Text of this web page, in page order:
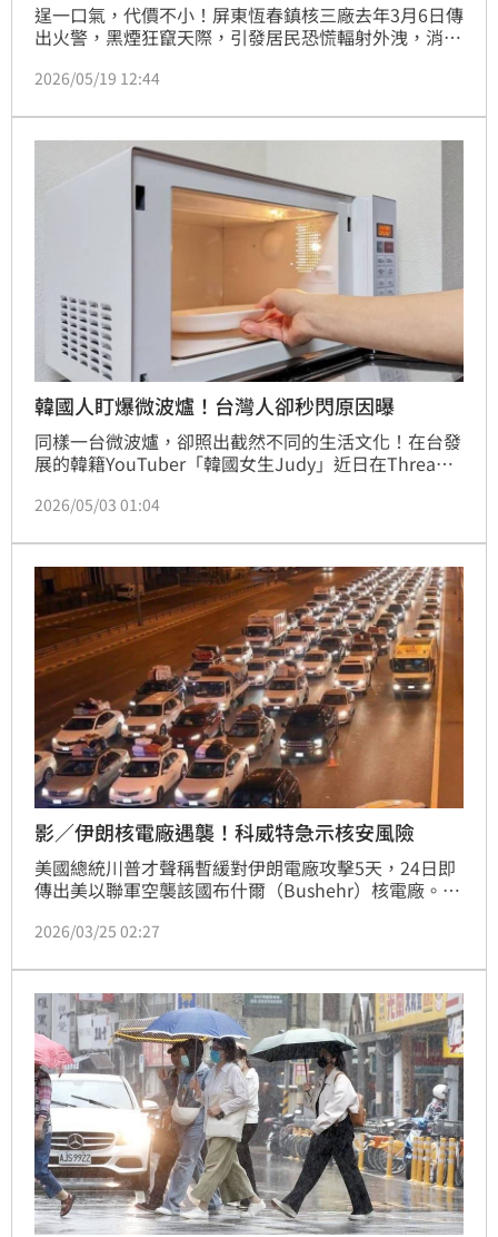
逞一口氣，代價不小！屏東恆春鎮核三廠去年3月6日傳
出火警，黑煙狂竄天際，引發居民恐慌輻射外洩，消防
火，駕車直撞核三廠大門，場面一度緊張對峙。事後，
錯誤示範。高等法院高雄分院今日上午宣判，依妨害公
務罪，判處易科刑6月。
2026/05/19 12:44
韓國人盯爆微波爐！台灣人卻秒閃原因曝
同樣一台微波爐，卻照出截然不同的生活文化！在台發
展的韓籍YouTuber「韓國女生Judy」近日在Threads
熱，甚至會中途開門確認；反觀台灣人，多半按下按鍵
熱議，不少人直言，這種差異其實來自長年流傳的「輻
射恐懼」，幾乎是從小被教育出來的習慣。
2026/05/03 01:04
影／伊朗核電廠遇襲！科威特急示核安風險
美國總統川普才聲稱暫緩對伊朗電廠攻擊5天，24日即
傳出美以聯軍空襲該國布什爾（Bushehr）核電廠。距
險，當地也出現逃往鄰國沙烏地阿拉伯的恐慌車潮。
2026/03/25 02:27